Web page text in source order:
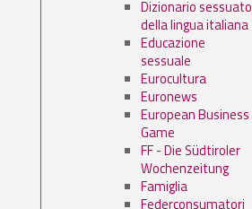
Dizionario sessuato
della lingua italiana
Educazione
sessuale
Eurocultura
Euronews
European Business
Game
FF - Die Südtiroler
Wochenzeitung
Famiglia
Federconsumatori